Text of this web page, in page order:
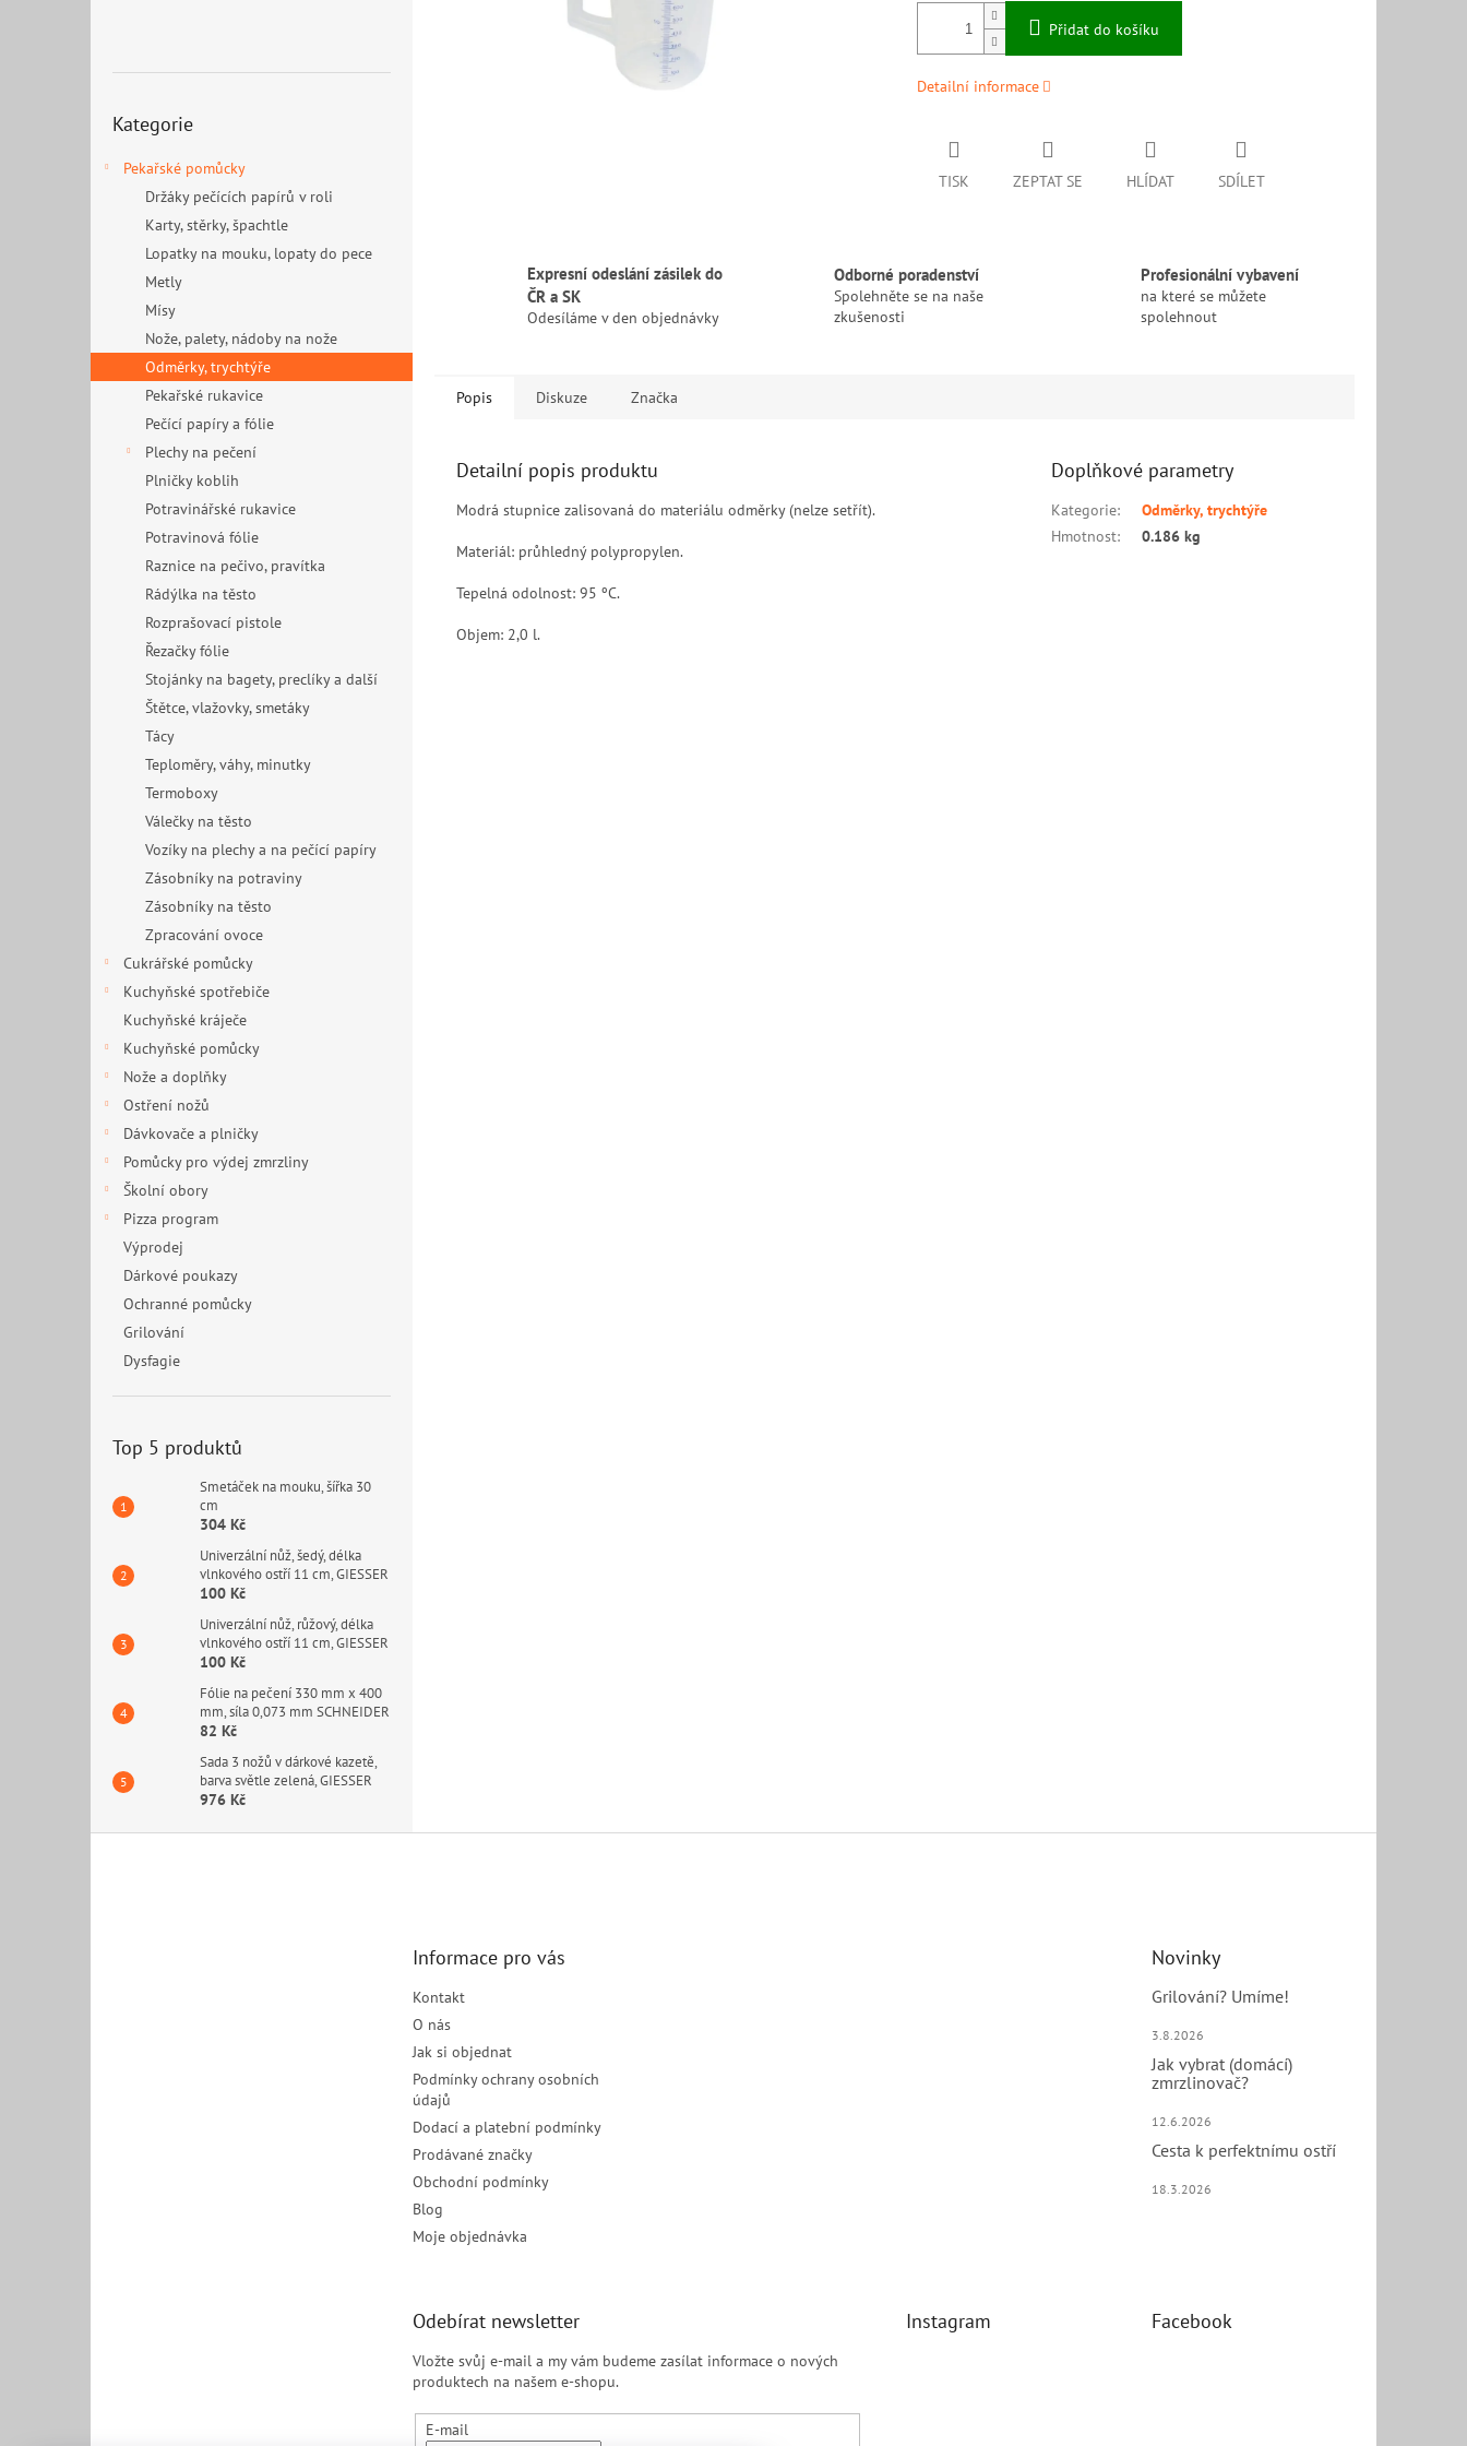
kategorie
Kategorie
Pekařské pomůcky
Držáky pečících papírů v roli
Karty, stěrky, špachtle
Lopatky na mouku, lopaty do pece
Metly
Mísy
Nože, palety, nádoby na nože
Odměrky, trychtýře
Pekařské rukavice
Pečící papíry a fólie
Plechy na pečení
Plničky koblih
Potravinářské rukavice
Potravinová fólie
Raznice na pečivo, pravítka
Rádýlka na těsto
Rozprašovací pistole
Řezačky fólie
Stojánky na bagety, preclíky a další
Štětce, vlažovky, smetáky
Tácy
Teploměry, váhy, minutky
Termoboxy
Válečky na těsto
Vozíky na plechy a na pečící papíry
Zásobníky na potraviny
Zásobníky na těsto
Zpracování ovoce
Cukrářské pomůcky
Kuchyňské spotřebiče
Kuchyňské kráječe
Kuchyňské pomůcky
Nože a doplňky
Ostření nožů
Dávkovače a plničky
Pomůcky pro výdej zmrzliny
Školní obory
Pizza program
Výprodej
Dárkové poukazy
Ochranné pomůcky
Grilování
Dysfagie
Top 5 produktů
Smetáček na mouku, šířka 30
cm
304 Kč
Univerzální nůž, šedý, délka
vlnkového ostří 11 cm, GIESSER
100 Kč
Univerzální nůž, růžový, délka
vlnkového ostří 11 cm, GIESSER
100 Kč
Fólie na pečení 330 mm x 400
mm, síla 0,073 mm SCHNEIDER
82 Kč
Sada 3 nožů v dárkové kazetě,
barva světle zelená, GIESSER
976 Kč
Přidat do košíku
Detailní informace
TISK ZEPTAT SE HLÍDAT SDÍLET
Expresní odeslání zásilek do
ČR a SK
Odesíláme v den objednávky
Odborné poradenství
Spolehněte se na naše
zkušenosti
Profesionální vybavení
na které se můžete
spolehnout
Popis Diskuze Značka
Detailní popis produktu
Modrá stupnice zalisovaná do materiálu odměrky (nelze setřít).
Materiál: průhledný polypropylen.
Tepelná odolnost: 95 ºC.
Objem: 2,0 l.
Doplňkové parametry
Kategorie:
Odměrky, trychtýře
Hmotnost: 0.186 kg
Informace pro vás
Kontakt
O nás
Jak si objednat
Podmínky ochrany osobních
údajů
Dodací a platební podmínky
Prodávané značky
Obchodní podmínky
Blog
Moje objednávka
Novinky
Grilování? Umíme!
3.8.2026
Jak vybrat (domácí)
zmrzlinovač?
12.6.2026
Cesta k perfektnímu ostří
18.3.2026
Odebírat newsletter
Vložte svůj e-mail a my vám budeme zasílat informace o nových
produktech na našem e-shopu.
E-mail
Instagram Facebook